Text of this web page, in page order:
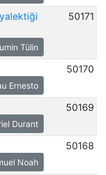
Tülin
50171
Ernesto
50170
Durant
50169
Noah
50168